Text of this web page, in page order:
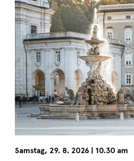
Samstag, 29. 8. 2026 10.30 am